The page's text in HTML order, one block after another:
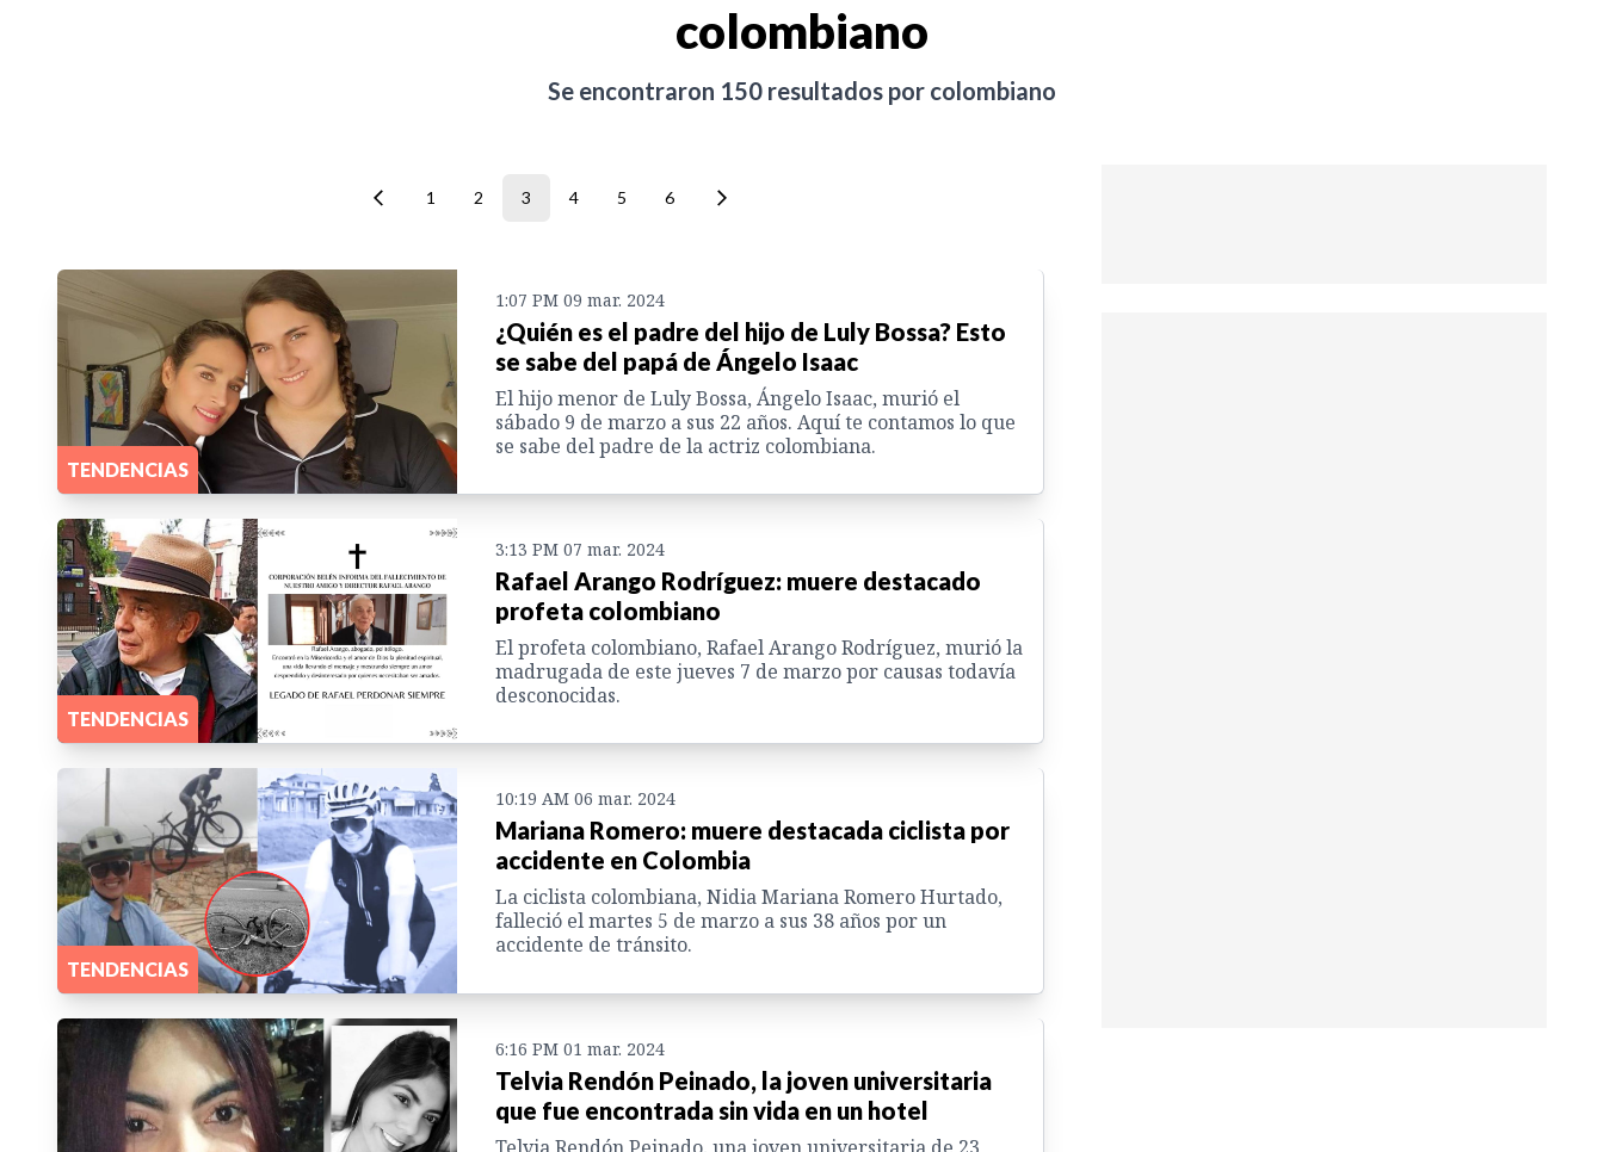
colombiano
Se encontraron 150resultados por colombiano
1 2 3 4 5 6
TENDENCIAS
1:07 PM 09 mar. 2024
¿Quién es el padre del hijo de Luly Bossa? Esto
se sabe del papá de Ángelo Isaac
El hijo menor de Luly Bossa, Ángelo Isaac, murió el
sábado 9 de marzo a sus 22 años. Aquí te contamos lo que
se sabe del padre de la actriz colombiana.
TENDENCIAS
3:13 PM 07 mar. 2024
Rafael Arango Rodríguez: muere destacado
profeta colombiano
El profeta colombiano, Rafael Arango Rodríguez, murió la
madrugada de este jueves 7 de marzo por causas todavía
desconocidas.
TENDENCIAS
10:19 AM 06 mar. 2024
Mariana Romero: muere destacada ciclista por
accidente en Colombia
La ciclista colombiana, Nidia Mariana Romero Hurtado,
falleció el martes 5 de marzo a sus 38 años por un
accidente de tránsito.
6:16 PM 01 mar. 2024
Telvia Rendón Peinado, la joven universitaria
que fue encontrada sin vida en un hotel